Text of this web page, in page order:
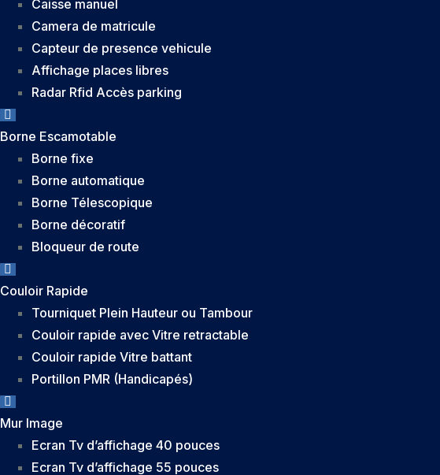
Caisse manuel
Camera de matricule
Capteur de presence vehicule
Affichage places libres
Radar Rfid Accès parking
Borne Escamotable
Borne fixe
Borne automatique
Borne Télescopique
Borne décoratif
Bloqueur de route
Couloir Rapide
Tourniquet Plein Hauteur ou Tambour
Couloir rapide avec Vitre retractable
Couloir rapide Vitre battant
Portillon PMR (Handicapés)
Mur Image
Ecran Tv d’affichage 40 pouces
Ecran Tv d’affichage 55 pouces